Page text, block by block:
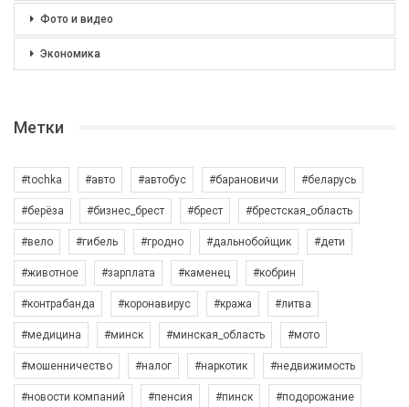
Фото и видео
Экономика
Метки
#tochka #авто #автобус #барановичи #беларусь
#берёза #бизнес_брест #брест #брестская_область
#вело #гибель #гродно #дальнобойщик #дети
#животное #зарплата #каменец #кобрин
#контрабанда #коронавирус #кража #литва
#медицина #минск #минская_область #мото
#мошенничество #налог #наркотик #недвижимость
#новости компаний #пенсия #пинск #подорожание